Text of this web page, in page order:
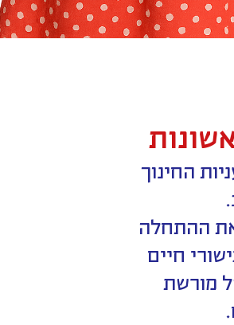
החינוך
את ההתחלה
חיים
מורשת